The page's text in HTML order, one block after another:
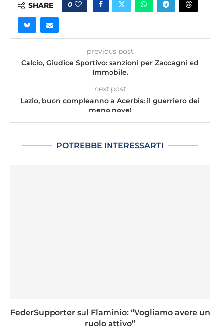
SHARE 0
previous post
Calcio, Giudice Sportivo: sanzioni per Zaccagni ed
Immobile.
next post
Lazio, buon compleanno a Acerbis: il guerriero dei
meno nove!
POTREBBE INTERESSARTI
FederSupporter sul Flaminio: “Vogliamo avere un
ruolo attivo”